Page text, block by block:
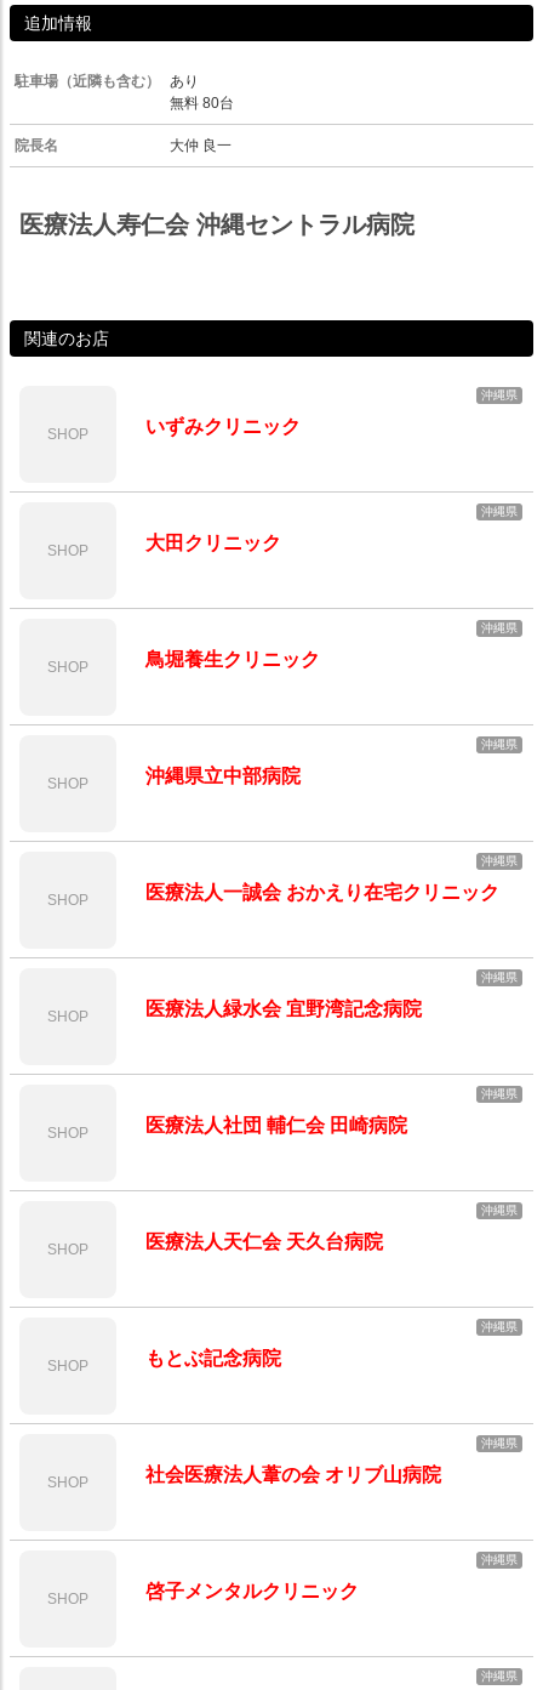
追加情報
駐車場（近隣も含む）
あり
無料 80台
院長名 大仲 良一
医療法人寿仁会 沖縄セントラル病院
関連のお店
SHOP
沖縄県
いずみクリニック
SHOP
沖縄県
大田クリニック
SHOP
沖縄県
鳥堀養生クリニック
SHOP
沖縄県
沖縄県立中部病院
SHOP
沖縄県
医療法人一誠会 おかえり在宅クリニック
SHOP
沖縄県
医療法人緑水会 宜野湾記念病院
SHOP
沖縄県
医療法人社団 輔仁会 田崎病院
SHOP
沖縄県
医療法人天仁会 天久台病院
SHOP
沖縄県
もとぶ記念病院
SHOP
沖縄県
社会医療法人葦の会 オリブ山病院
SHOP
沖縄県
啓子メンタルクリニック
沖縄県